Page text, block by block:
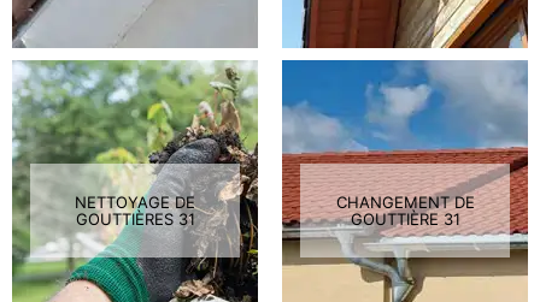
NETTOYAGE DE
GOUTTIÈRES 31
CHANGEMENT DE
GOUTTIÈRE 31